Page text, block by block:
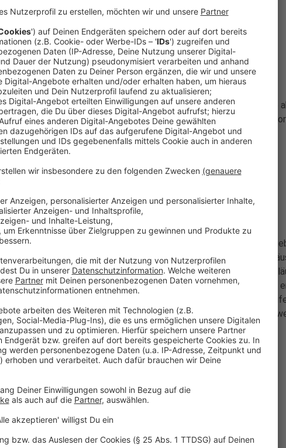
Diese Bereiche werden abgedeckt
Anzeige
Die AOK-Klinikliste für komplizierte OPs deckt folgende Bereiche
Speiseröhre, Bauchspeicheldrüse, Stammzellen, Knie und
Anzeige
Anzeige
Dabei haben die Analytiker der AOK sich an den gesetzlich
durchgeführten Operationen orientiert. Das heißt: diese
Anzahl an OPs in dem jeweiligen Bereich durchgeführt. Die AOK
folgt: "Die Krankenhausträger legen jährlich alle für eine Prognose
dar. Die Landesverbände der Krankenkassen und Ersatzkassen
Prognose entweder zu oder widersprechen ihr bei begründeten
Anzeige
Diese Mindestmengen waren erforderlich
Anzeige